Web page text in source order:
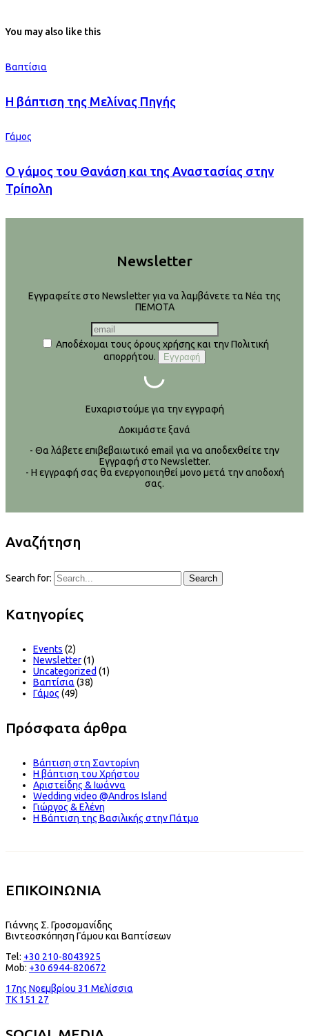
You may also like this
Βαπτίσια
H βάπτιση της Μελίνας Πηγής
Γάμος
Ο γάμος του Θανάση και της Αναστασίας στην
Τρίπολη
Newsletter
Εγγραφείτε στο Newsletter για να λαμβάνετε τα Νέα της
ΠΕΜΟΤΑ
Αποδέχομαι τους όρους χρήσης και την Πολιτική
απορρήτου.
Ευχαριστούμε για την εγγραφή
Δοκιμάστε ξανά
- Θα λάβετε επιβεβαιωτικό email για να αποδεχθείτε την
Εγγραφή στο Newsletter.
- Η εγγραφή σας θα ενεργοποιηθεί μονο μετά την αποδοχή
σας.
Αναζήτηση
Search for: Search
Kατηγορίες
Events (2)
Newsletter(1)
Uncategorized (1)
Βαπτίσια(38)
Γάμος (49)
Πρόσφατα άρθρα
Βάπτιση στη Σαντορίνη
Η βάπτιση του Χρήστου
Αριστείδης & Ιωάννα
Wedding video @Andros Island
Γιώργος & Ελένη
Η Βάπτιση της Βασιλικής στην Πάτμο
ΕΠΙΚΟΙΝΩΝΙΑ
Γιάννης Σ. Γροσομανίδης
Βιντεοσκόπηση Γάμου και Βαπτίσεων
Tel: +30 210-8043925
Mob: +30 6944-820672
17ης Νοεμβρίου 31 Μελίσσια
TK 151 27